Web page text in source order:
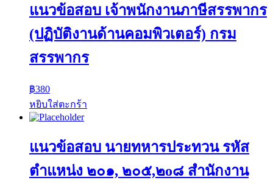
แนวข้อสอบ เจ้าพนักงานภาษีสรรพากร
(ปฏิบัติงานด้านคอมพิวเตอร์) กรม
สรรพากร
฿380
หยิบใส่ตะกร้า
แนวข้อสอบ นายทหารประทวน รหัส
ตำแหน่ง ๒๐๑, ๒๐๕,๒o๘ สำนักงาน